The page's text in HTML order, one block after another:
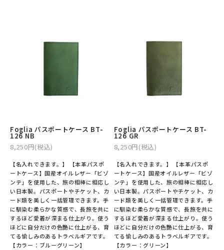
Foglia パスポートケース BT-
126 NB
8,250円(税込)
【名入れできます。】 【本革パスポ
ートケース】国産オイルレザー「ビゾ
ンテ」を使用した、旅の相棒に相応し
い日本製。パスポートやチケット、カ
ード類を美しく一括管理できます。手
に馴染む柔らかな質感で、長旅を共に
するほど愛着が深まる仕上がり。使う
ほどに自分だけの色艶に仕上がる、育
てる愉しみのあるトラベルギアです。
【カラー：ブルーグリーン】
Foglia パスポートケース BT-
126 GR
8,250円(税込)
【名入れできます。】 【本革パスポ
ートケース】国産オイルレザー「ビゾ
ンテ」を使用した、旅の相棒に相応し
い日本製。パスポートやチケット、カ
ード類を美しく一括管理できます。手
に馴染む柔らかな質感で、長旅を共に
するほど愛着が深まる仕上がり。使う
ほどに自分だけの色艶に仕上がる、育
てる愉しみのあるトラベルギアです。
【カラー：グリーン】